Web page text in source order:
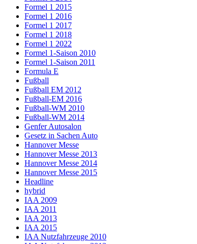
Formel 1 2015
Formel 1 2016
Formel 1 2017
Formel 1 2018
Formel 1 2022
Formel 1-Saison 2010
Formel 1-Saison 2011
Formula E
Fußball
Fußball EM 2012
Fußball-EM 2016
Fußball-WM 2010
Fußball-WM 2014
Genfer Autosalon
Gesetz in Sachen Auto
Hannover Messe
Hannover Messe 2013
Hannover Messe 2014
Hannover Messe 2015
Headline
hybrid
IAA 2009
IAA 2011
IAA 2013
IAA 2015
IAA Nutzfahrzeuge 2010